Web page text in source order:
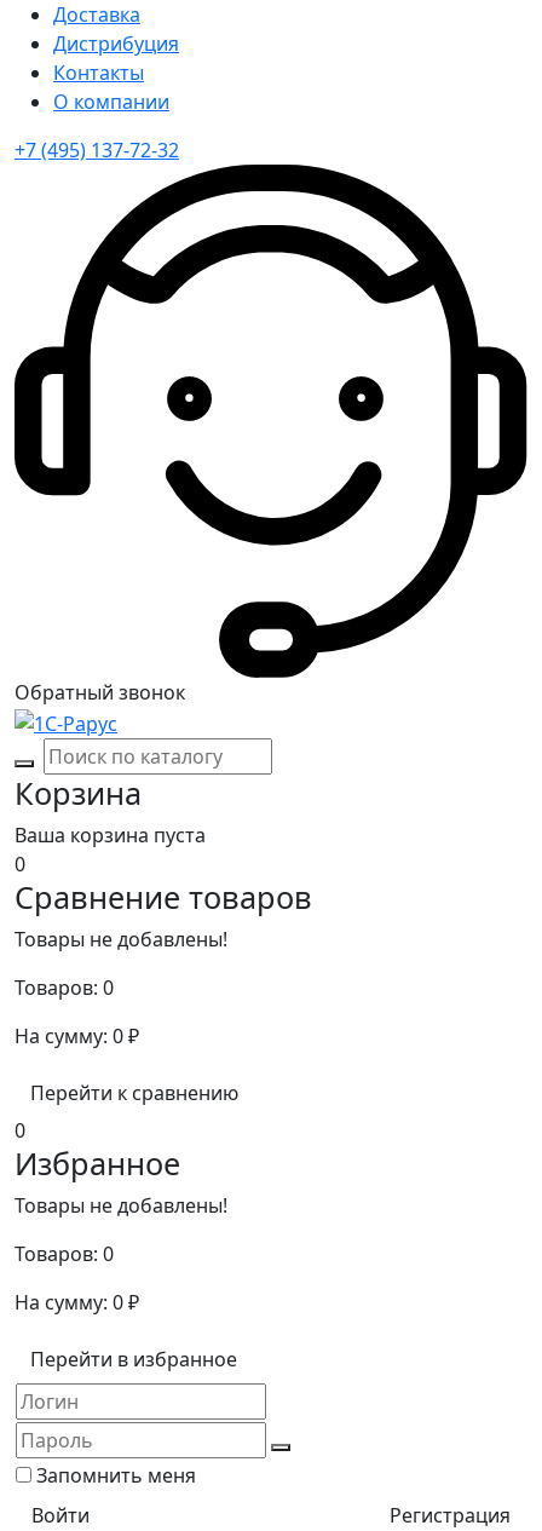
Доставка
Дистрибуция
Контакты
О компании
+7 (495) 137-72-32
Обратный звонок
Корзина
Ваша корзина пуста
0
Сравнение товаров
Товары не добавлены!
Товаров: 0
На сумму: 0₽
Перейти к сравнению
0
Избранное
Товары не добавлены!
Товаров: 0
На сумму: 0₽
Перейти в избранное
Запомнить меня
Регистрация